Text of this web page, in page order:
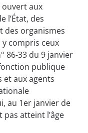
aux
l’État, des
des organismes
compris ceux
86-33 du 9 janvier
publique
et aux agents
au 1er janvier de
pas atteint l’âge